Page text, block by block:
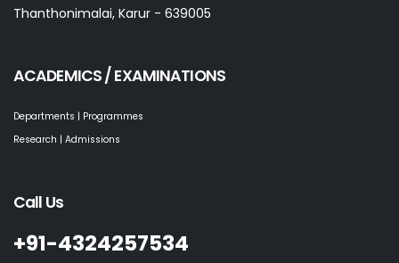
Thanthonimalai, Karur - 639005
ACADEMICS / EXAMINATIONS
Departments | Programmes
Research | Admissions
Call Us
+91-4324257534